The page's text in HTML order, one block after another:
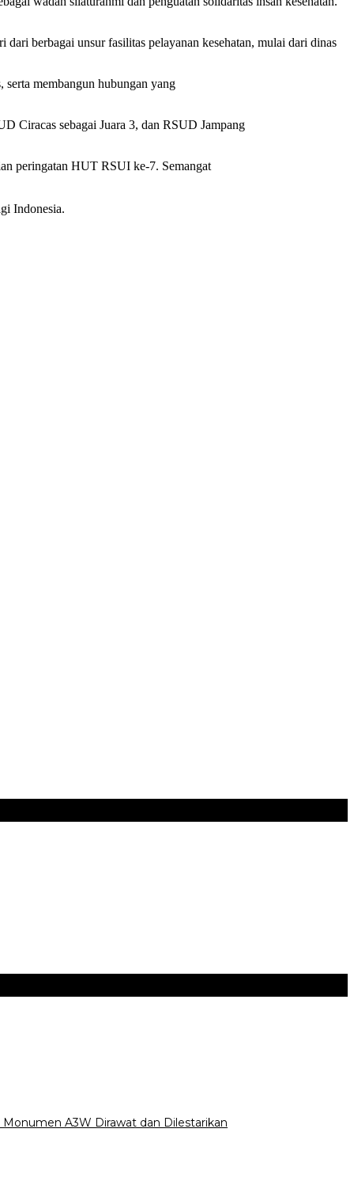
berbagai unsur fasilitas pelayanan kesehatan, mulai dari dinas
membangun hubungan yang
Ciracas sebagai Juara 3, dan RSUD Jampang
peringatan HUT RSUI ke-7. Semangat
Indonesia.
A3W Dirawat dan Dilestarikan